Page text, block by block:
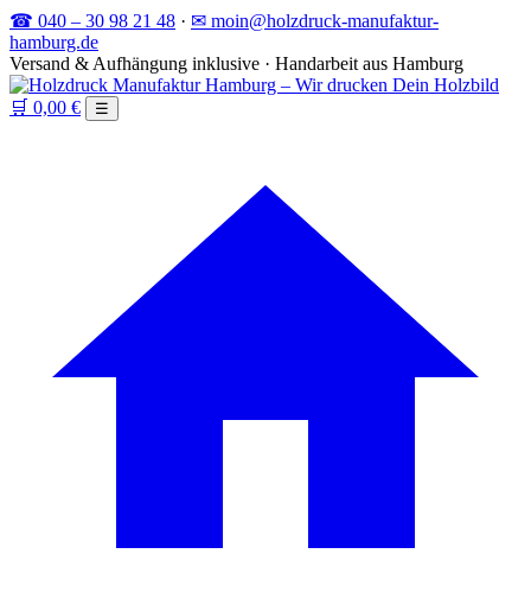
☎ 040 – 30 98 21 48 · ✉ moin@holzdruck-manufaktur-
hamburg.de
Versand & Aufhängung inklusive · Handarbeit aus Hamburg
🛒 0,00 € ☰